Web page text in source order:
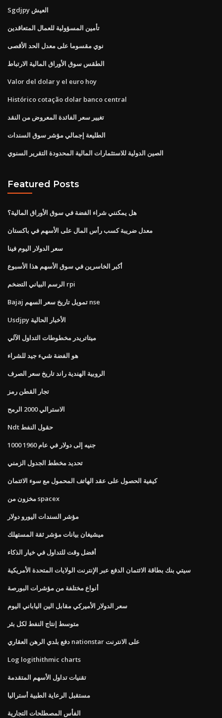
Sgdjpy العيش
تأمين المسؤولية للعمال المتعاقدين
نوي مقسوما على معدل الحد الأقصى
الطقس سوق الأوراق المالية الارتباط
Valor del dolar y el euro hoy
Histórico cotação dolar banco central
تغيير سعر الفائدة المعروض من النقد
الطليعة إجمالي مؤشر سوق السندات
الصين الدولية للاستثمارات المالية المحدودة التقرير السنوي
Featured Posts
هل يمكنني شراء الفضة في سوق الأوراق المالية؟
معدل ضريبة كسب رأس المال على الأسهم في باكستان
سعر الدولار اليوم فينا
أكبر الخاسرين في سوق الأسهم هذا الأسبوع
الرسم البياني التضخم rpi
Bajaj تمويل تاريخ سعر السهم nse
Usdjpy الأخبار الحالية
ميتاتريدر مخطوطات التداول الآلي
هو الفضة شيء جيد للشراء
الروبية الهندية راند تاريخ سعر الصرف
تجار القطن رمز
الاسترالي 2000 الرمح
Ndt حقول النفط
1000 جنيه إلى دولار في عام 1960
تحديد مخطط الجدول الزمني
كيفية الحصول على عقد الهاتف المحمول مع سوء الائتمان
مخزون من spacex
مؤشر السندات اليورو دولار
ميشيغان بيانات مؤشر ثقة المستهلك
أفضل وقت للتداول في خيار الذكاء
سيتي بنك بطاقة الائتمان الدفع عبر الإنترنت الولايات المتحدة الأمريكية
أنواع مختلفة من مؤشرات البورصة
سعر الدولار الأميركي مقابل الين الياباني اليوم
متوسط ​​إنتاج النفط لكل بئر
دفع بلدي الرهن العقاري nationstar على الانترنت
Log logithithmic charts
تقنيات تداول الأسهم المتقدمة
مستقبل الرعاية الطبية أستراليا
الفأس المصطلحات التجارية